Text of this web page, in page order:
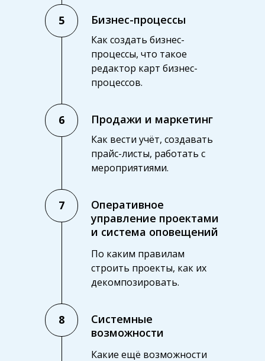
5
6
7
8
Как создать бизнес-
процессы, что такое
редактор карт бизнес-
процессов.
Бизнес-процессы
Как вести учёт, создавать
прайс-листы, работать с
мероприятиями.
Продажи и маркетинг
По каким правилам
строить проекты, как их
декомпозировать.
Оперативное
управление проектами
и система оповещений
Какие ещё возможности
Системные
возможности